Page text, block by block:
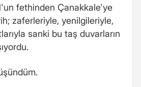
fethinden Çanakkale'ye
zaferleriyle, yenilgileriyle,
sanki bu taş duvarların